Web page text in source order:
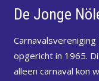
De Jonge
opgericht in 1965.
alleen carnaval kon